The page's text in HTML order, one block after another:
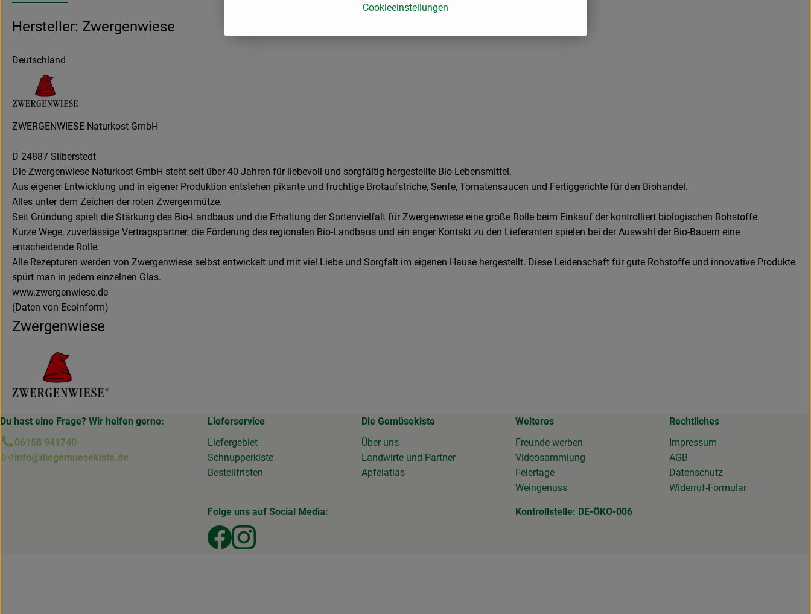
Hersteller: Zwergenwiese
Deutschland
ZWERGENWIESE Naturkost GmbH
D 24887 Silberstedt
Die Zwergenwiese Naturkost GmbH steht seit über 40 Jahren für liebevoll und sorgfältig hergestellte Bio-Lebensmittel.
Aus eigener Entwicklung und in eigener Produktion entstehen pikante und fruchtige Brotaufstriche, Senfe, Tomatensaucen und Fertiggerichte für den Biohandel.
Alles unter dem Zeichen der roten Zwergenmütze.
Seit Gründung spielt die Stärkung des Bio-Landbaus und die Erhaltung der Sortenvielfalt für Zwergenwiese eine große Rolle beim Einkauf der kontrolliert biologischen Rohstoffe.
Kurze Wege, zuverlässige Vertragspartner, die Förderung des regionalen Bio-Landbaus und ein enger Kontakt zu den Lieferanten spielen bei der Auswahl der Bio-Bauern eine
entscheidende Rolle.
Alle Rezepturen werden von Zwergenwiese selbst entwickelt und mit viel Liebe und Sorgfalt im eigenen Hause hergestellt. Diese Leidenschaft für gute Rohstoffe und innovative Produkte
spürt man in jedem einzelnen Glas.
www.zwergenwiese.de
(Daten von Ecoinform)
Zwergenwiese
Du hast eine Frage? Wir helfen gerne:
06158 941740
info@diegemuesekiste.de
Lieferservice
Liefergebiet
Schnupperkiste
Bestellfristen
Die Gemüsekiste
Über uns
Landwirte und Partner
Apfelatlas
Weiteres
Freunde werben
Videosammlung
Feiertage
Weingenuss
Rechtliches
Impressum
AGB
Datenschutz
Widerruf-Formular
Folge uns auf Social Media:
Externer Link zu https://www.facebook.com/Gemuesekiste/?locale=de_DE
Externer Link zu https://www.instagram.com/die_gemuesekiste/
Kontrollstelle: DE-ÖKO-006
Cookieeinstellungen